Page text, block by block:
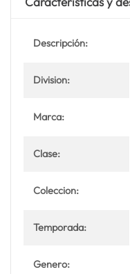
Descripción:
Division:
Marca:
Clase:
Coleccion:
Temporada:
Genero: